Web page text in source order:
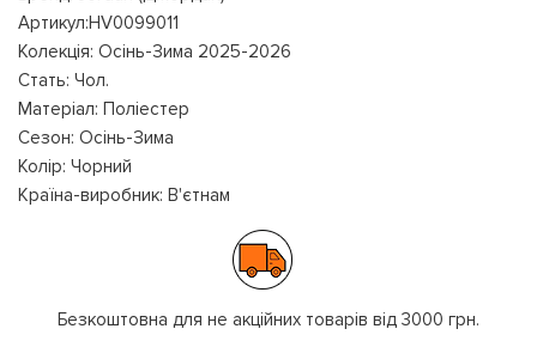
Артикул:HV0099011
Колекція: Осінь-Зима 2025-2026
Стать: Чол.
Матеріал: Поліестер
Сезон: Осінь-Зима
Колір: Чорний
Країна-виробник: В'єтнам
Безкоштовна для не акційних товарів від 3000 грн.